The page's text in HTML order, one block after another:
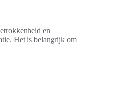
en
Het is belangrijk om